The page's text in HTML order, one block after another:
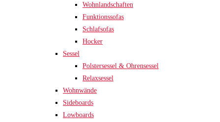
Wohnlandschaften
Funktionssofas
Schlafsofas
Hocker
Sessel
Polstersessel & Ohrensessel
Relaxsessel
Wohnwände
Sideboards
Lowboards